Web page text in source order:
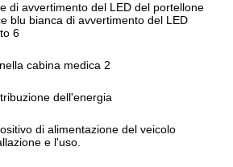
di avvertimento del LED del portellone
blu bianca di avvertimento del LED
6
cabina medica 2
dell'energia
di alimentazione del veicolo
e l'uso.